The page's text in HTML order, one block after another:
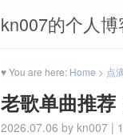
kn007的个人博
♥ You are here: Home > 点
老歌单曲推荐
2026.07.06 by kn007 |